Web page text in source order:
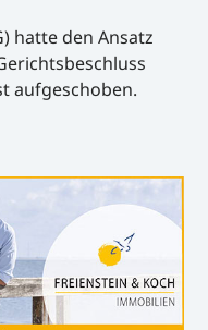
hatte den Ansatz
aufgeschoben.